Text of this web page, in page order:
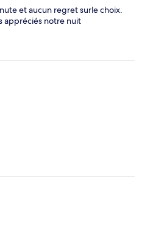
et aucun regret surle choix.
appréciés notre nuit